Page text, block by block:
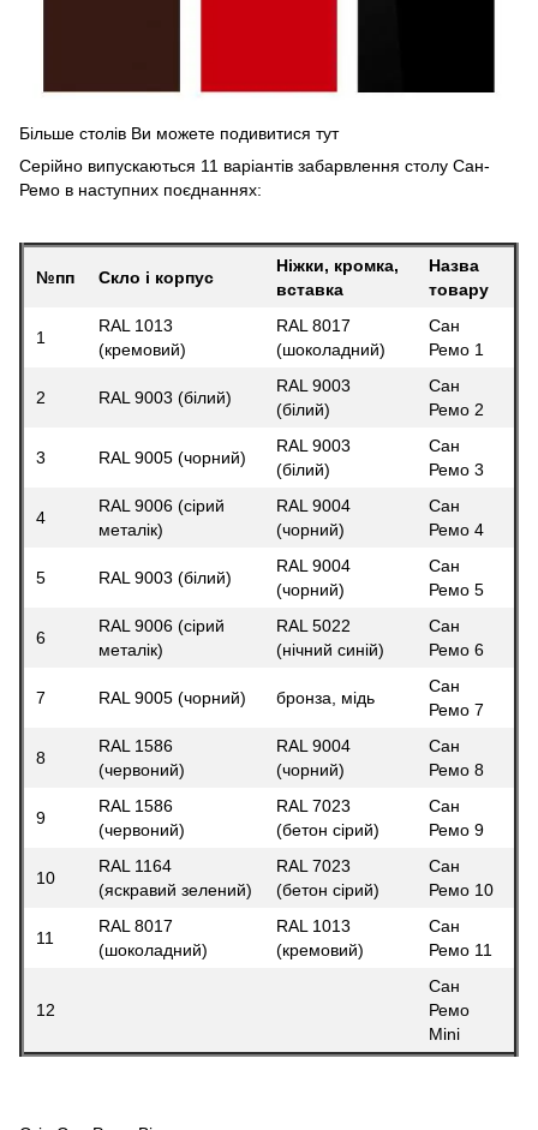
Більше столів Ви можете подивитися тут
Серійно випускаються 11 варіантів забарвлення столу Сан-
Ремо в наступних поєднаннях:
№пп Скло і корпус
Ніжки, кромка,
вставка
Назва
товару
1
RAL 1013
(кремовий)
RAL 8017
(шоколадний)
Сан
Ремо 1
2 RAL 9003 (білий)
RAL 9003
(білий)
Сан
Ремо 2
3 RAL 9005 (чорний)
RAL 9003
(білий)
Сан
Ремо 3
4
RAL 9006 (сірий
металік)
RAL 9004
(чорний)
Сан
Ремо 4
5 RAL 9003 (білий)
RAL 9004
(чорний)
Сан
Ремо 5
6
RAL 9006 (сірий
металік)
RAL 5022
(нічний синій)
Сан
Ремо 6
7 RAL 9005 (чорний) бронза, мідь
Сан
Ремо 7
8
RAL 1586
(червоний)
RAL 9004
(чорний)
Сан
Ремо 8
9
RAL 1586
(червоний)
RAL 7023
(бетон сірий)
Сан
Ремо 9
10
RAL 1164
(яскравий зелений)
RAL 7023
(бетон сірий)
Сан
Ремо 10
11
RAL 8017
(шоколадний)
RAL 1013
(кремовий)
Сан
Ремо 11
12
Сан
Ремо
Mini